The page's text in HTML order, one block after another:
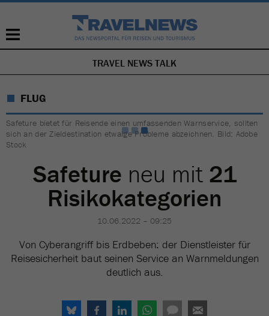
NAVIGATION
ÜBERSPRINGEN
TRAVEL NEWS TALK
FLUG
Safeture bietet für Reisende einen umfassenden Warnservice, sollten
sich an der Zieldestination etwaige Probleme abzeichnen. Bild: Adobe
Stock
Safeture neu mit 21
Risikokategorien
10.06.2022 – 09:25
Von Cyberangriff bis Erdbeben: der Dienstleister für
Reisesicherheit baut seinen Service an Warnmeldungen
deutlich aus.